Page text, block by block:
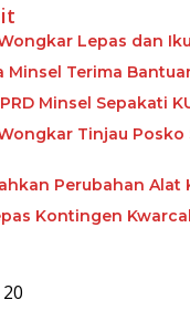
Lepas dan
Minsel Terima
Minsel Sepakati
Tinjau
Perubahan
Kontingen
20